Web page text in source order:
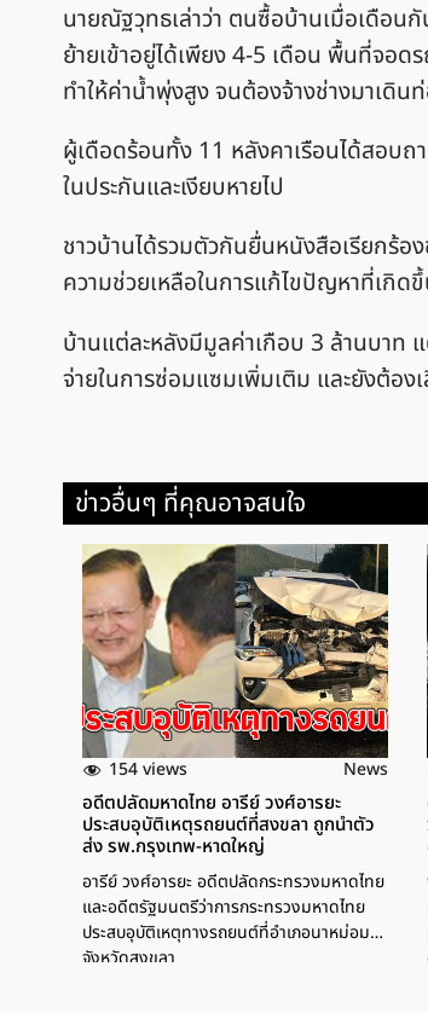
นายณัฐวุทธเล่าว่า ตนซื้อบ้านเมื่อเดือน
ย้ายเข้าอยู่ได้เพียง 4-5 เดือน พื้นที่จอด
ทำให้ค่าน้ำพุ่งสูง จนต้องจ้างช่างมาเดิน
ผู้เดือดร้อนทั้ง 11 หลังคาเรือนได้สอบ
ในประกันและเงียบหายไป
ชาวบ้านได้รวมตัวกันยื่นหนังสือเรียกร้
ความช่วยเหลือในการแก้ไขปัญหาที่เกิด
บ้านแต่ละหลังมีมูลค่าเกือบ 3 ล้านบาท
จ่ายในการซ่อมแซมเพิ่มเติม และยังต้อ
ข่าวอื่นๆ ที่คุณอาจสนใจ
154 views News
อดีตปลัดมหาดไทย อารีย์ วงศ์อารยะ
ประสบอุบัติเหตุรถยนต์ที่สงขลา ถูกนำตัว
ส่ง รพ.กรุงเทพ-หาดใหญ่
อารีย์ วงศ์อารยะ อดีตปลัดกระทรวงมหาดไทย
และอดีตรัฐมนตรีว่าการกระทรวงมหาดไทย
ประสบอุบัติเหตุทางรถยนต์ที่อำเภอนาหม่อม
จังหวัดสงขลา